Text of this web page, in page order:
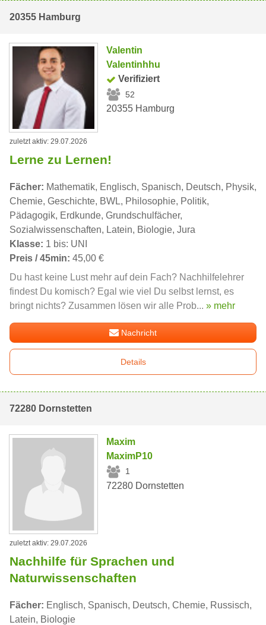
20355 Hamburg
Valentin
Valentinhhu
Verifiziert
52
20355 Hamburg
zuletzt aktiv: 29.07.2026
Lerne zu Lernen!
Fächer: Mathematik, Englisch, Spanisch, Deutsch, Physik,
Chemie, Geschichte, BWL, Philosophie, Politik,
Pädagogik, Erdkunde, Grundschulfächer,
Sozialwissenschaften, Latein, Biologie, Jura
Klasse: 1 bis: UNI
Preis / 45min: 45,00 €
Du hast keine Lust mehr auf dein Fach? Nachhilfelehrer
findest Du komisch? Egal wie viel Du selbst lernst, es
bringt nichts? Zusammen lösen wir alle Prob... » mehr
Nachricht
Details
72280 Dornstetten
Maxim
MaximP10
1
72280 Dornstetten
zuletzt aktiv: 29.07.2026
Nachhilfe für Sprachen und
Naturwissenschaften
Fächer: Englisch, Spanisch, Deutsch, Chemie, Russisch,
Latein, Biologie